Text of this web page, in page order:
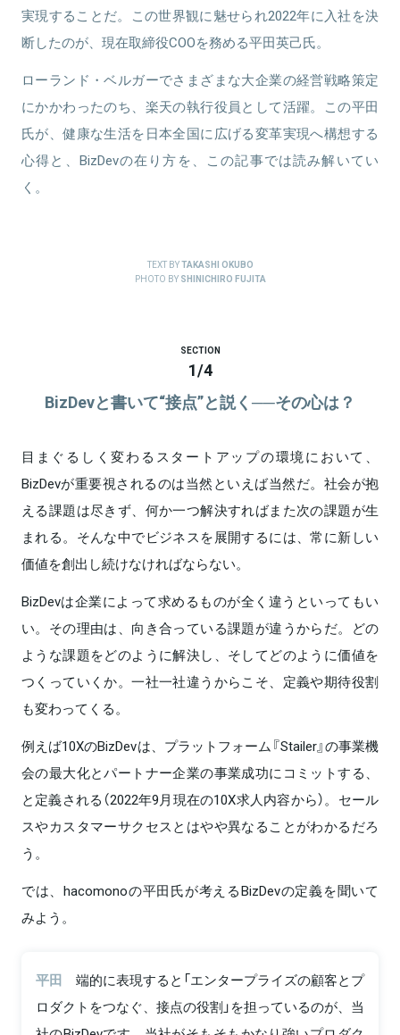
実現することだ。この世界観に魅せられ2022年に入社を決
断したのが、現在取締役COOを務める平田英己氏。
ローランド・ベルガーでさまざまな大企業の経営戦略策定
にかかわったのち、楽天の執行役員として活躍。この平田
氏が、健康な生活を日本全国に広げる変革実現へ構想する
心得と、BizDevの在り方を、この記事では読み解いてい
く。
TEXT BYTAKASHI OKUBO
PHOTO BY SHINICHIRO FUJITA
SECTION
1/4
BizDevと書いて“接点”と説く──その心は？
目まぐるしく変わるスタートアップの環境において、
BizDevが重要視されるのは当然といえば当然だ。社会が抱
える課題は尽きず、何か一つ解決すればまた次の課題が生
まれる。そんな中でビジネスを展開するには、常に新しい
価値を創出し続けなければならない。
BizDevは企業によって求めるものが全く違うといってもい
い。その理由は、向き合っている課題が違うからだ。どの
ような課題をどのように解決し、そしてどのように価値を
つくっていくか。一社一社違うからこそ、定義や期待役割
も変わってくる。
例えば10XのBizDevは、プラットフォーム『Stailer』の事業機
会の最大化とパートナー企業の事業成功にコミットする、
と定義される（2022年9月現在の10X求人内容から）。セール
スやカスタマーサクセスとはやや異なることがわかるだろ
う。
では、hacomonoの平田氏が考えるBizDevの定義を聞いて
みよう。
平田
端的に表現すると「エンタープライズの顧客とプ
ロダクトをつなぐ、接点の役割」を担っているのが、当